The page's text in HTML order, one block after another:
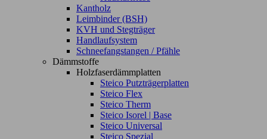
Kantholz
Leimbinder (BSH)
KVH und Stegträger
Handlaufsystem
Schneefangstangen / Pfähle
Dämmstoffe
Holzfaserdämmplatten
Steico Putzträgerplatten
Steico Flex
Steico Therm
Steico Isorel | Base
Steico Universal
Steico Spezial